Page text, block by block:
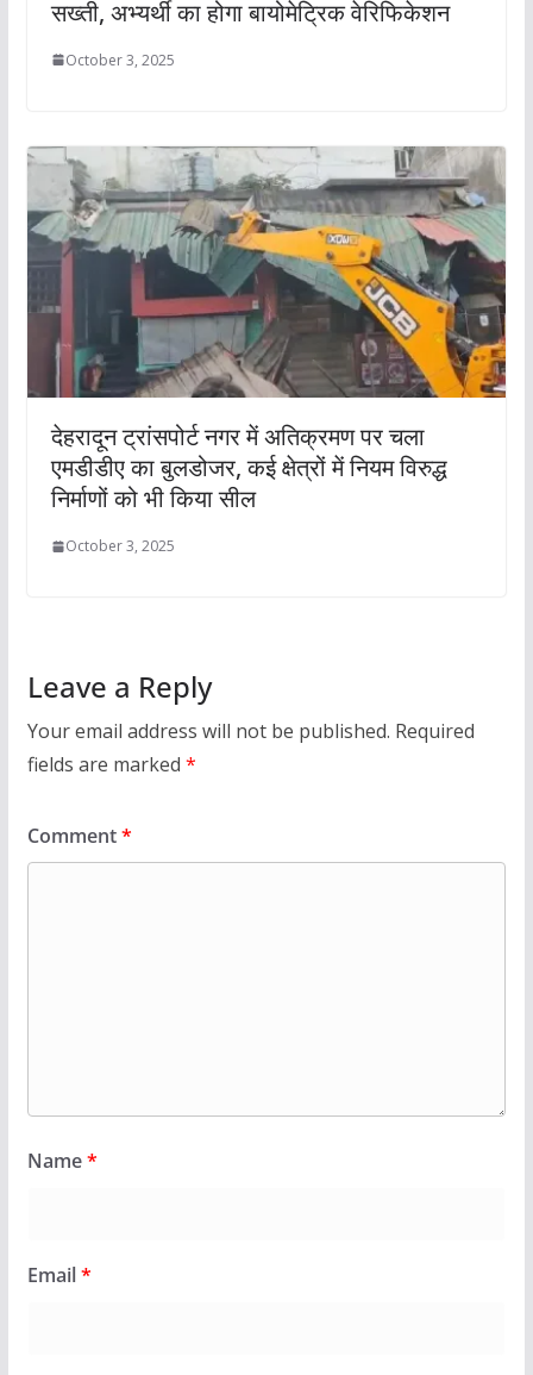
सख्ती, अभ्यर्थी का होगा बायोमेट्रिक वेरिफिकेशन
October 3, 2025
देहरादून ट्रांसपोर्ट नगर में अतिक्रमण पर चला
एमडीडीए का बुलडोजर, कई क्षेत्रों में नियम विरुद्ध
निर्माणों को भी किया सील
October 3, 2025
Leave a Reply
Your email address will not be published. Required
fields are marked *
Comment*
Name*
Email*